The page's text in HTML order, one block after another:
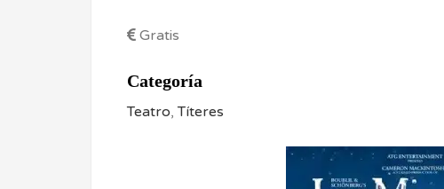
Gratis
Categoría
Teatro,Títeres